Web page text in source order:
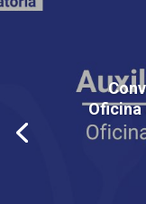
Oficina